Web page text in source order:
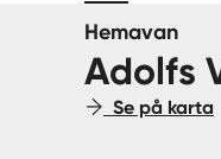
Hemavan
Adolfs
Se på karta